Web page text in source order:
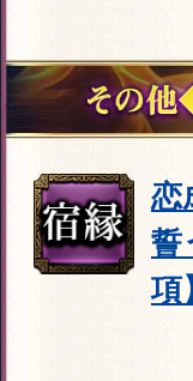
全バレ
で視破
の人の
超過
写【淫
人の